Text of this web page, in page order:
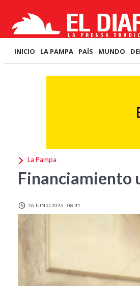
INICIO LA PAMPA PAÍS MUNDO
La Pampa
Financiamiento
26 JUNIO 2026 - 08:41